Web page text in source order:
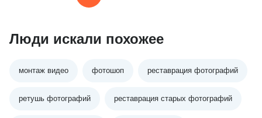
Люди искали похожее
монтаж видео фотошоп реставрация фотографий
ретушь фотографий реставрация старых фотографий